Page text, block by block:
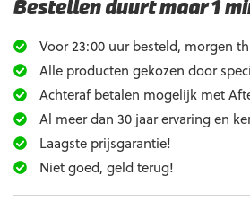
Bestellen duurt maar 1
Voor 23:00 uur besteld, morgen
Alle producten gekozen door
Achteraf betalen mogelijk met
Al meer dan 30 jaar ervaring en
Laagste prijsgarantie!
Niet goed, geld terug!